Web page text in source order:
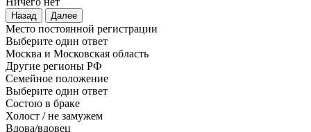
Назад Далее
Место постоянной регистрации
Выберите один ответ
Москва и Московская область
Другие регионы РФ
Семейное положение
Выберите один ответ
Состою в браке
Холост / не замужем
Вдова/вдовец